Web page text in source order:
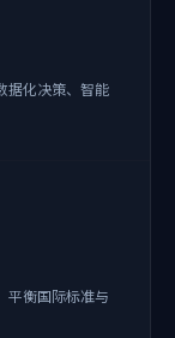
据化决策、智能
平衡国际标准与